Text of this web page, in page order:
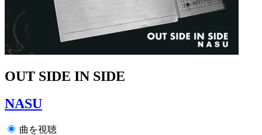
OUT SIDE IN SIDE
NASU
曲を視聴